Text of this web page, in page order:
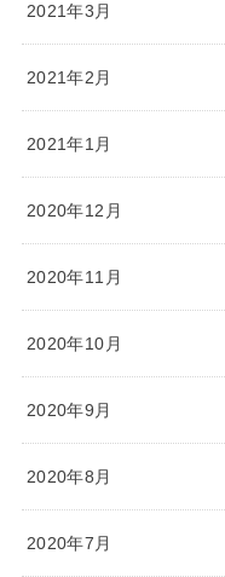
2021年3月
2021年2月
2021年1月
2020年12月
2020年11月
2020年10月
2020年9月
2020年8月
2020年7月